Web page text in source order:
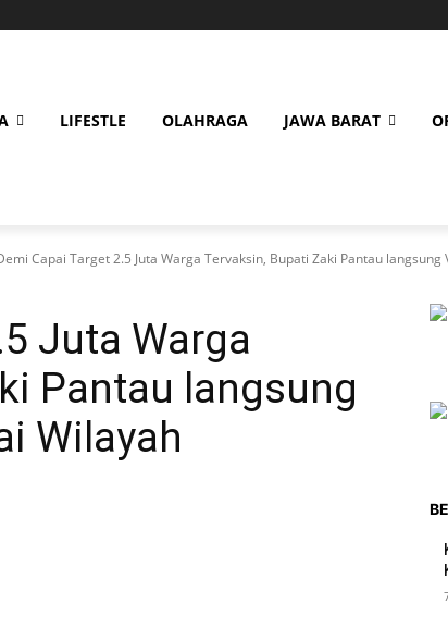
LIFESTLE OLAHRAGA JAWA BARAT
Capai Target 2.5 Juta Warga Tervaksin, Bupati Zaki Pantau langsung
Juta Warga
Pantau langsung
Wilayah